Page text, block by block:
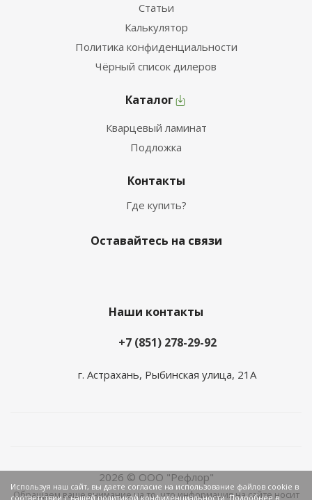
Статьи
Калькулятор
Политика конфиденциальности
Чёрный список дилеров
Каталог
Кварцевый ламинат
Подложка
Контакты
Где купить?
Оставайтесь на связи
Наши контакты
+7 (851) 278-29-92
г. Астрахань, Рыбинская улица, 21А
2026 © ООО "Рефлор"
Обращаем ваше внимание на то, что информация на сайте носит
Используя наш сайт, вы даете согласие на использование файлов cookie в
соответствии с нашей политикой конфиденциальности. Подробнее в